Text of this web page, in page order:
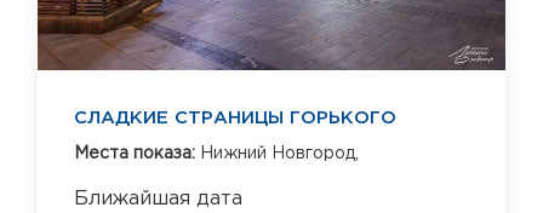
СЛАДКИЕ СТРАНИЦЫ ГОРЬКОГО
Места показа: Нижний Новгород,
Ближайшая дата